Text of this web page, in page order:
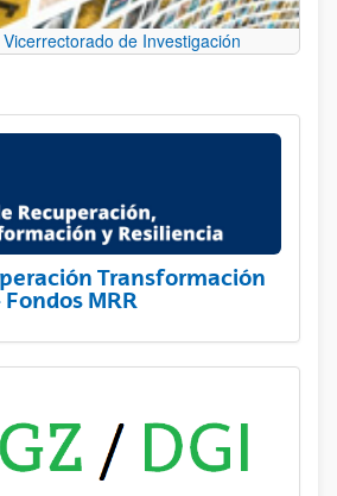
de Investigación
Transformación
MRR